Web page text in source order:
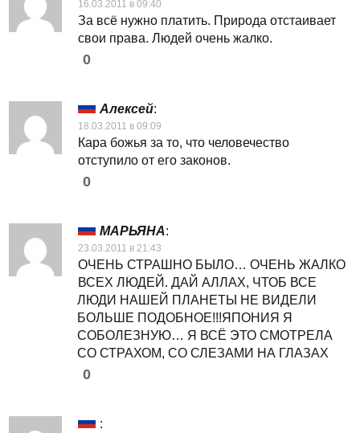
16.03.2011 в 09:40
За всё нужно платить. Природа отстаивает
свои права. Людей очень жалко.
0
Алексей:
18.03.2011 в 09:09
Кара божья за то, что человечество
отступило от его законов.
0
МАРЬЯНА:
23.03.2011 в 21:43
ОЧЕНЬ СТРАШНО БЫЛО… ОЧЕНЬ ЖАЛКО
ВСЕХ ЛЮДЕЙ. ДАЙ АЛЛАХ, ЧТОБ ВСЕ
ЛЮДИ НАШЕЙ ПЛАНЕТЫ НЕ ВИДЕЛИ
БОЛЬШЕ ПОДОБНОЕ!!!ЯПОНИЯ Я
СОБОЛЕЗНУЮ… Я ВСЁ ЭТО СМОТРЕЛА
СО СТРАХОМ, СО СЛЕЗАМИ НА ГЛАЗАХ
0
: